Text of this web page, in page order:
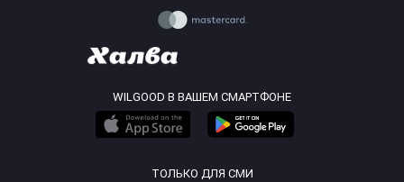
WILGOOD В ВАШЕМ СМАРТФОНЕ
ТОЛЬКО ДЛЯ СМИ